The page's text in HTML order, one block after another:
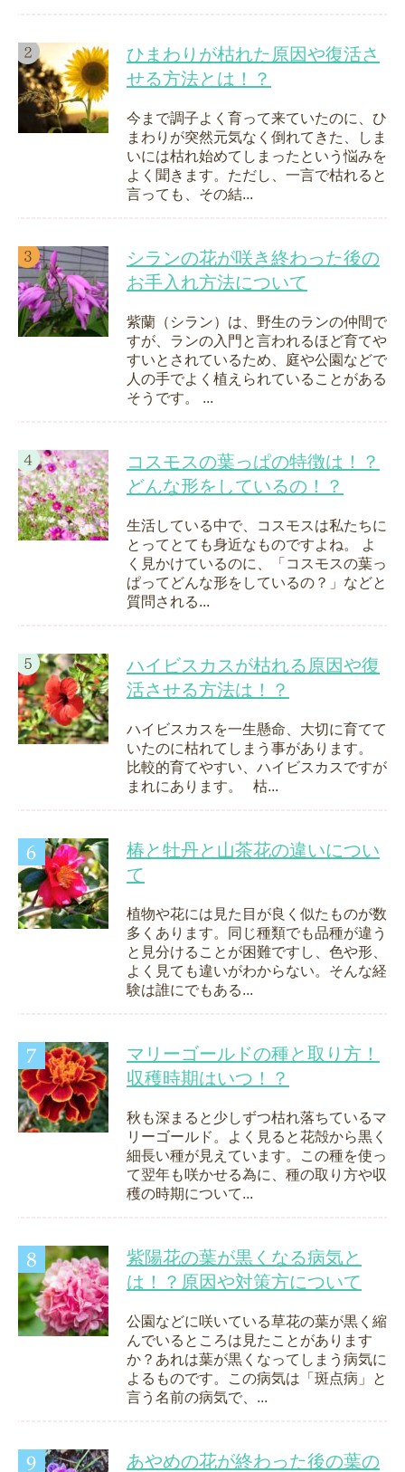
ひまわりが枯れた原因や復活さ
せる方法とは！？
今まで調子よく育って来ていたのに、ひ
まわりが突然元気なく倒れてきた、しま
いには枯れ始めてしまったという悩みを
よく聞きます。ただし、一言で枯れると
言っても、その結...
シランの花が咲き終わった後の
お手入れ方法について
紫蘭（シラン）は、野生のランの仲間で
すが、ランの入門と言われるほど育てや
すいとされているため、庭や公園などで
人の手でよく植えられていることがある
そうです。 ...
コスモスの葉っぱの特徴は！？
どんな形をしているの！？
生活している中で、コスモスは私たちに
とってとても身近なものですよね。 よ
く見かけているのに、「コスモスの葉っ
ぱってどんな形をしているの？」などと
質問される...
ハイビスカスが枯れる原因や復
活させる方法は！？
ハイビスカスを一生懸命、大切に育てて
いたのに枯れてしまう事があります。
比較的育てやすい、ハイビスカスですが
まれにあります。 枯...
椿と牡丹と山茶花の違いについ
て
植物や花には見た目が良く似たものが数
多くあります。同じ種類でも品種が違う
と見分けることが困難ですし、色や形、
よく見ても違いがわからない。そんな経
験は誰にでもある...
マリーゴールドの種と取り方！
収穫時期はいつ！？
秋も深まると少しずつ枯れ落ちているマ
リーゴールド。よく見ると花殻から黒く
細長い種が見えています。この種を使っ
て翌年も咲かせる為に、種の取り方や収
穫の時期について...
紫陽花の葉が黒くなる病気と
は！？原因や対策方について
公園などに咲いている草花の葉が黒く縮
んでいるところは見たことがあります
か？あれは葉が黒くなってしまう病気に
よるものです。この病気は「斑点病」と
言う名前の病気で、...
あやめの花が終わった後の葉の